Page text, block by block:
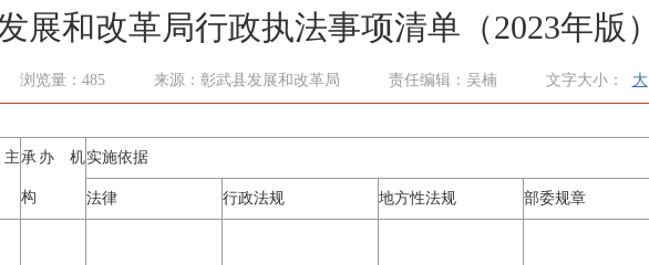
展和改革局行政执法事项清单（2023年版）
浏览量：485 来源：彰武县发展和改革局 责任编辑：吴楠 文字大小： 大
主承办 机
构
实施依据
法律 行政法规 地方性法规 部委规章